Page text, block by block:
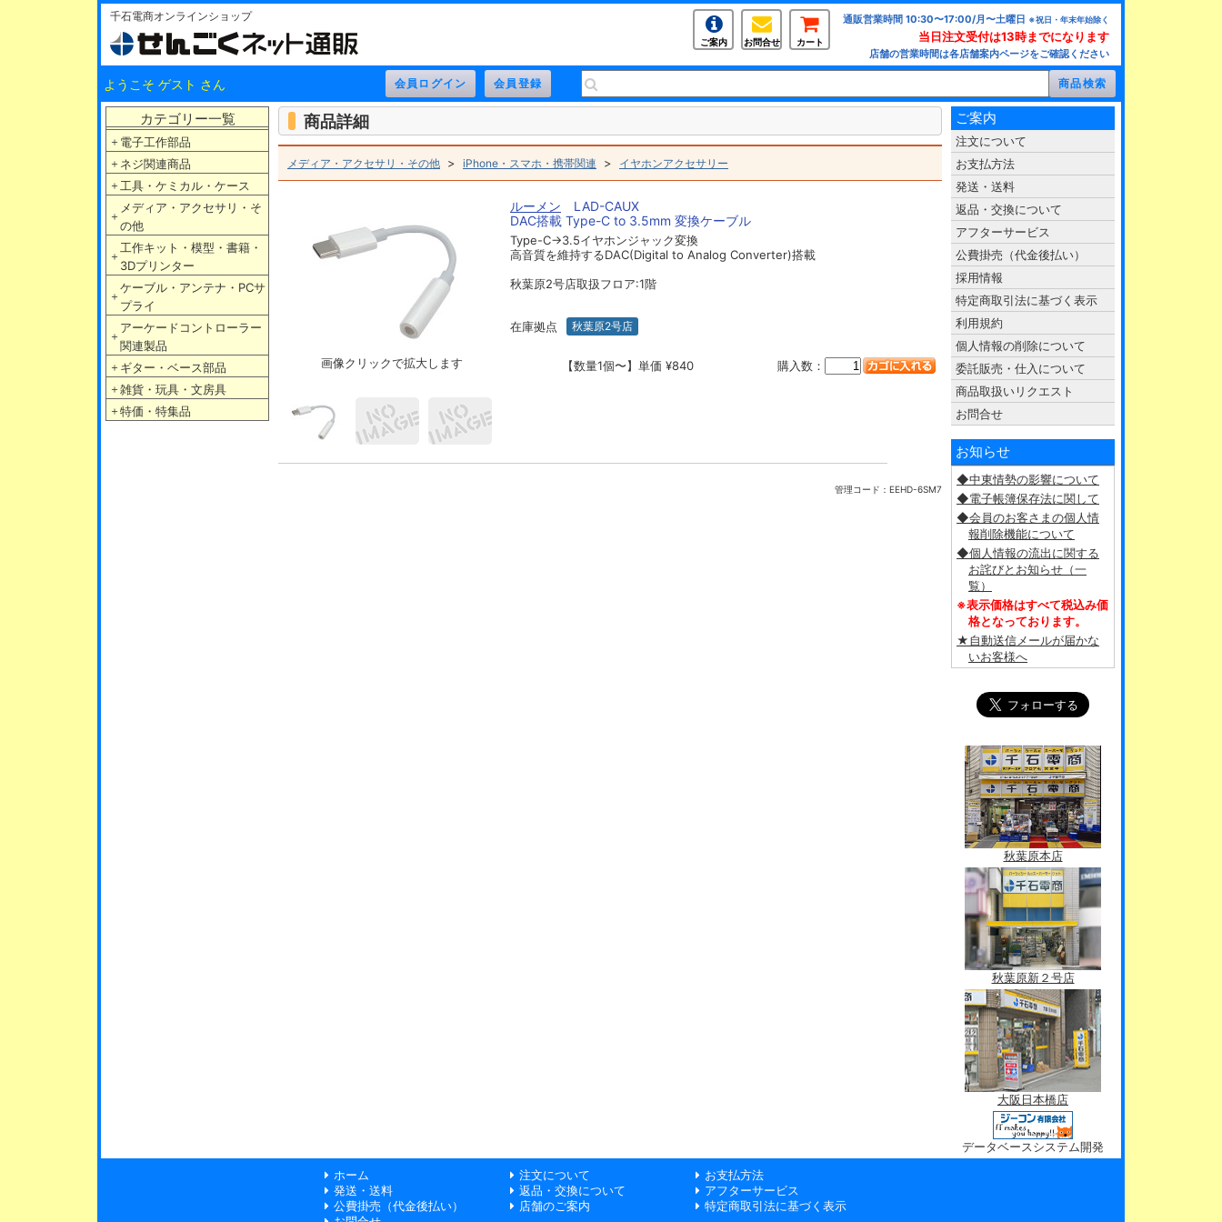
千石電商オンラインショップ
ご案内 お問合せ カート
通販営業時間 10:30〜17:00/月〜土曜日 ※祝日・年末年始除く
当日注文受付は13時までになります
店舗の営業時間は各店舗案内ページをご確認ください
ようこそ ゲスト さん
カテゴリー一覧
＋ 電子工作部品
＋ ネジ関連商品
＋ 工具・ケミカル・ケース
＋
メディア・アクセサリ・そ
の他
＋
工作キット・模型・書籍・
3Dプリンター
＋
ケーブル・アンテナ・PCサ
プライ
＋
アーケードコントローラー
関連製品
＋ ギター・ベース部品
＋ 雑貨・玩具・文房具
＋ 特価・特集品
商品詳細
メディア・アクセサリ・その他 > iPhone・スマホ・携帯関連 > イヤホンアクセサリー
画像クリックで拡大します
ルーメン LAD-CAUX
DAC搭載 Type-C to 3.5mm 変換ケーブル
Type-C→3.5イヤホンジャック変換
高音質を維持するDAC(Digital to Analog Converter)搭載
秋葉原2号店取扱フロア:1階
在庫拠点 秋葉原2号店
【数量1個〜】単価 ¥840 購入数：
管理コード： EEHD-6SM7
ご案内
注文について
お支払方法
発送・送料
返品・交換について
アフターサービス
公費掛売（代金後払い）
採用情報
特定商取引法に基づく表示
利用規約
個人情報の削除について
委託販売・仕入について
商品取扱いリクエスト
お問合せ
お知らせ
◆中東情勢の影響について
◆電子帳簿保存法に関して
◆会員のお客さまの個人情
報削除機能について
◆個人情報の流出に関する
お詫びとお知らせ（一
覧）
※表示価格はすべて税込み価
格となっております。
★自動送信メールが届かな
いお客様へ
秋葉原本店
秋葉原新２号店
大阪日本橋店
データベースシステム開発
ホーム
注文について
お支払方法
発送・送料
返品・交換について
アフターサービス
公費掛売（代金後払い）
店舗のご案内
特定商取引法に基づく表示